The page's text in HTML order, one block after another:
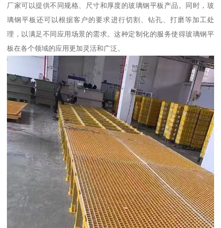
厂家可以提供不同规格、尺寸和厚度的玻璃钢平板产品。同时，玻
璃钢平板还可以根据客户的要求进行切割、钻孔、打磨等加工处
理，以满足不同应用场景的需求。这种定制化的服务使得玻璃钢平
板在各个领域的应用更加灵活和广泛。